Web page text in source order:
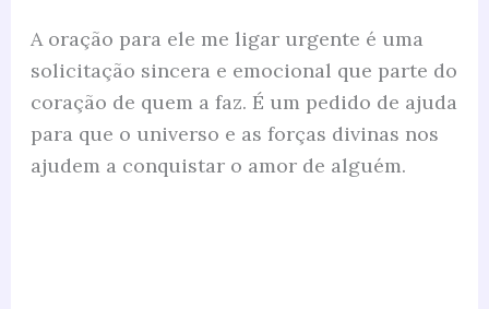
A oração para ele me ligar urgente é uma
solicitação sincera e emocional que parte do
coração de quem a faz. É um pedido de ajuda
para que o universo e as forças divinas nos
ajudem a conquistar o amor de alguém.